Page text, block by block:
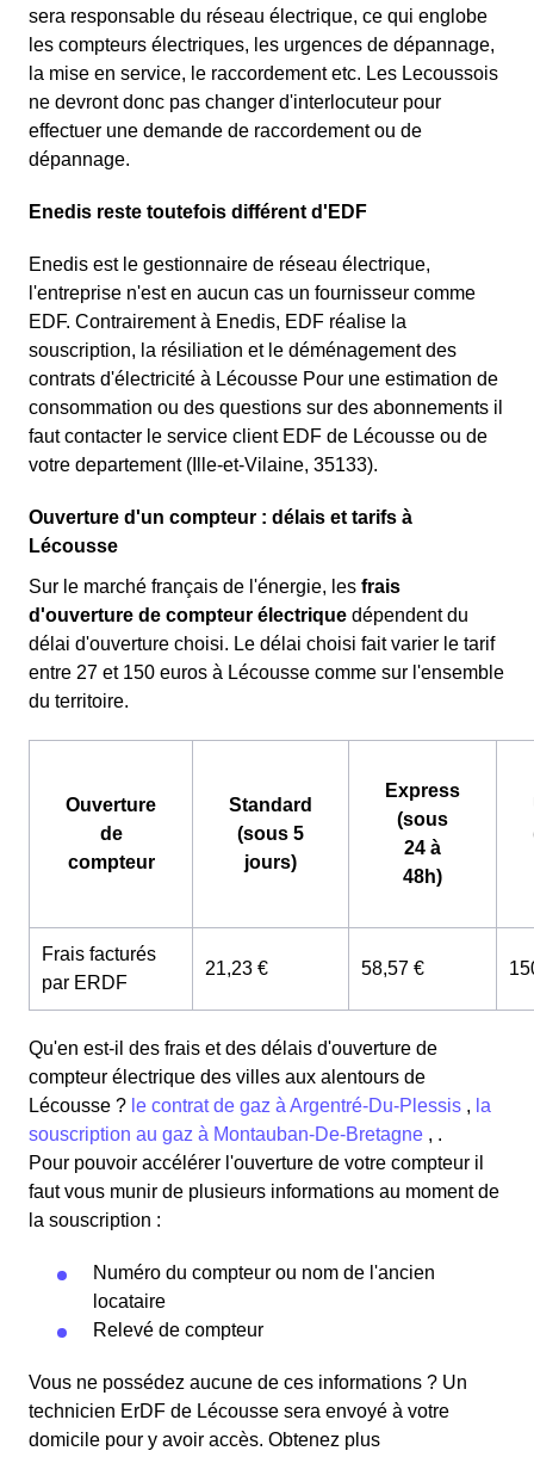
sera responsable du réseau électrique, ce qui englobe
les compteurs électriques, les urgences de dépannage,
la mise en service, le raccordement etc. Les Lecoussois
ne devront donc pas changer d'interlocuteur pour
effectuer une demande de raccordement ou de
dépannage.
Enedis reste toutefois différent d'EDF
Enedis est le gestionnaire de réseau électrique,
l'entreprise n'est en aucun cas un fournisseur comme
EDF. Contrairement à Enedis, EDF réalise la
souscription, la résiliation et le déménagement des
contrats d'électricité à Lécousse Pour une estimation de
consommation ou des questions sur des abonnements il
faut contacter le service client EDF de Lécousse ou de
votre departement (Ille-et-Vilaine, 35133).
Ouverture d'un compteur : délais et tarifs à
Lécousse
Sur le marché français de l'énergie, les frais
d'ouverture de compteur électrique dépendent du
délai d'ouverture choisi. Le délai choisi fait varier le tarif
entre 27 et 150 euros à Lécousse comme sur l'ensemble
du territoire.
Ouverture
de
compteur
Standard
(sous 5
jours)
Express
(sous
24 à
48h)
Frais facturés
par ERDF
21,23 € 58,57 €
Qu'en est-il des frais et des délais d'ouverture de
compteur électrique des villes aux alentours de
Lécousse ? le contrat de gaz à Argentré-Du-Plessis , la
souscription au gaz à Montauban-De-Bretagne , .
Pour pouvoir accélérer l'ouverture de votre compteur il
faut vous munir de plusieurs informations au moment de
la souscription :
Numéro du compteur ou nom de l'ancien
locataire
Relevé de compteur
Vous ne possédez aucune de ces informations ? Un
technicien ErDF de Lécousse sera envoyé à votre
domicile pour y avoir accès. Obtenez plus